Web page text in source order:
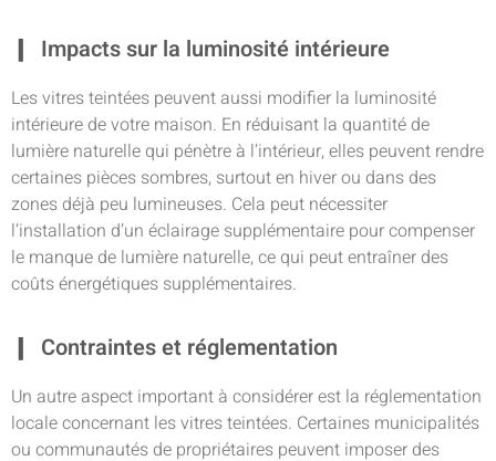
Impacts sur la luminosité intérieure
Les vitres teintées peuvent aussi modifier la luminosité
intérieure de votre maison. En réduisant la quantité de
lumière naturelle qui pénètre à l’intérieur, elles peuvent rendre
certaines pièces sombres, surtout en hiver ou dans des
zones déjà peu lumineuses. Cela peut nécessiter
l’installation d’un éclairage supplémentaire pour compenser
le manque de lumière naturelle, ce qui peut entraîner des
coûts énergétiques supplémentaires.
Contraintes et réglementation
Un autre aspect important à considérer est la réglementation
locale concernant les vitres teintées. Certaines municipalités
ou communautés de propriétaires peuvent imposer des